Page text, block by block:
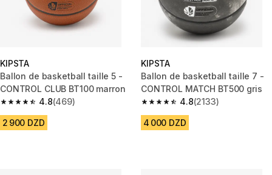
KIPSTA
Ballon de basketball taille 5 -
CONTROL CLUB BT100 marron
4.8
4.8 out of 5 stars from 469 reviews
(469)
2 900 DZD
KIPSTA
Ballon de basketball taille 7 -
CONTROL MATCH BT500 gris
4.8
4.8 out of 5 stars from 2133
(2133)
4 000 DZD